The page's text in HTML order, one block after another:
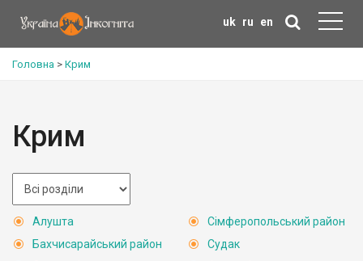
uk ru en
Головна > Крим
Крим
Алушта
Бахчисарайський район
Сімферопольський район
Судак